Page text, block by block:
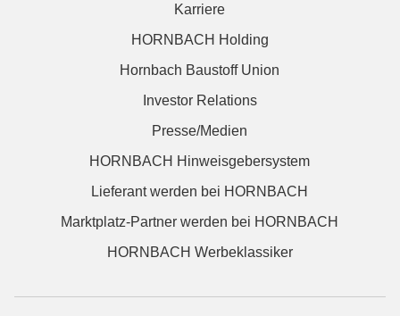
Karriere
HORNBACH Holding
Hornbach Baustoff Union
Investor Relations
Presse/Medien
HORNBACH Hinweisgebersystem
Lieferant werden bei HORNBACH
Marktplatz-Partner werden bei HORNBACH
HORNBACH Werbeklassiker